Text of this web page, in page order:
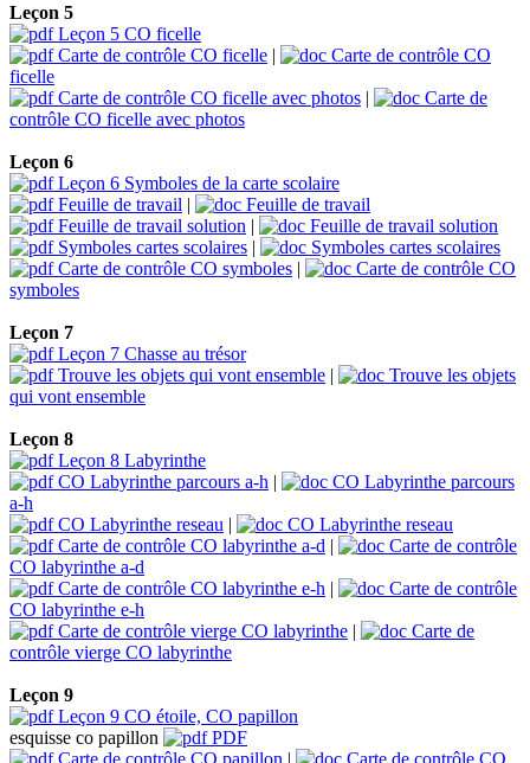
Leçon 5
Leçon 5 CO ficelle
Carte de contrôle CO ficelle |
Carte de contrôle CO
ficelle
Carte de contrôle CO ficelle avec photos |
Carte de
contrôle CO ficelle avec photos
Leçon 6
Leçon 6 Symboles de la carte scolaire
Feuille de travail |
Feuille de travail
Feuille de travail solution |
Feuille de travail solution
Symboles cartes scolaires |
Symboles cartes scolaires
Carte de contrôle CO symboles |
Carte de contrôle CO
symboles
Leçon 7
Leçon 7 Chasse au trésor
Trouve les objets qui vont ensemble |
Trouve les objets
qui vont ensemble
Leçon 8
Leçon 8 Labyrinthe
CO Labyrinthe parcours a-h |
CO Labyrinthe parcours
a-h
CO Labyrinthe reseau |
CO Labyrinthe reseau
Carte de contrôle CO labyrinthe a-d |
Carte de contrôle
CO labyrinthe a-d
Carte de contrôle CO labyrinthe e-h |
Carte de contrôle
CO labyrinthe e-h
Carte de contrôle vierge CO labyrinthe |
Carte de
contrôle vierge CO labyrinthe
Leçon 9
Leçon 9 CO étoile, CO papillon
esquisse co papillon
PDF
Carte de contrôle CO papillon |
Carte de contrôle CO